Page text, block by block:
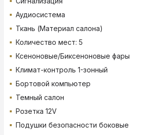
Аудиосистема
Ткань (Материал салона)
Количество мест: 5
Ксеноновые/Биксеноновые фары
Климат-контроль 1-зонный
Бортовой компьютер
Темный салон
Розетка 12V
Подушки безопасности боковые